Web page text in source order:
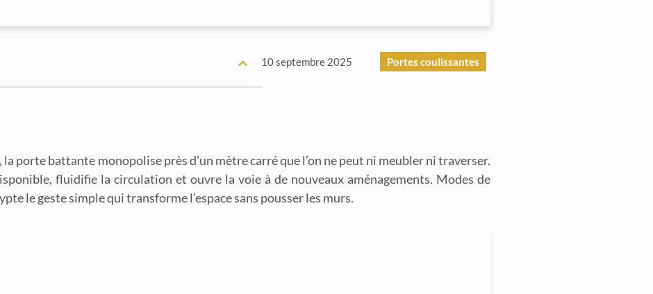
10 septembre 2025 Portes coulissantes
porte battante monopolise près d’un mètre carré que l’on ne peut ni meubler ni traverser.
fluidifie la circulation et ouvre la voie à de nouveaux aménagements. Modes de
le geste simple qui transforme l’espace sans pousser les murs.